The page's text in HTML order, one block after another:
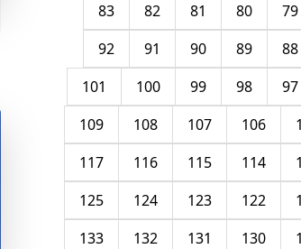
79
80
81
82
83
88
89
90
91
92
97
98
99
100
101
106
107
108
109
114
115
116
117
122
123
124
125
130
131
132
133